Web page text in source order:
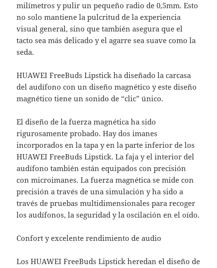
milímetros y pulir un pequeño radio de 0,5mm. Esto
no solo mantiene la pulcritud de la experiencia
visual general, sino que también asegura que el
tacto sea más delicado y el agarre sea suave como la
seda.
HUAWEI FreeBuds Lipstick ha diseñado la carcasa
del audífono con un diseño magnético y este diseño
magnético tiene un sonido de “clic” único.
El diseño de la fuerza magnética ha sido
rigurosamente probado. Hay dos imanes
incorporados en la tapa y en la parte inferior de los
HUAWEI FreeBuds Lipstick. La faja y el interior del
audífono también están equipados con precisión
con microimanes. La fuerza magnética se mide con
precisión a través de una simulación y ha sido a
través de pruebas multidimensionales para recoger
los audífonos, la seguridad y la oscilación en el oído.
Confort y excelente rendimiento de audio
Los HUAWEI FreeBuds Lipstick heredan el diseño de